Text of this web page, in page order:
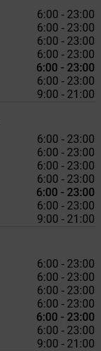
6:00 - 23:00
6:00 - 23:00
6:00 - 23:00
6:00 - 23:00
6:00 - 23:00
6:00 - 23:00
9:00 - 21:00
6:00 - 23:00
6:00 - 23:00
6:00 - 23:00
6:00 - 23:00
6:00 - 23:00
6:00 - 23:00
9:00 - 21:00
6:00 - 23:00
6:00 - 23:00
6:00 - 23:00
6:00 - 23:00
6:00 - 23:00
6:00 - 23:00
9:00 - 21:00